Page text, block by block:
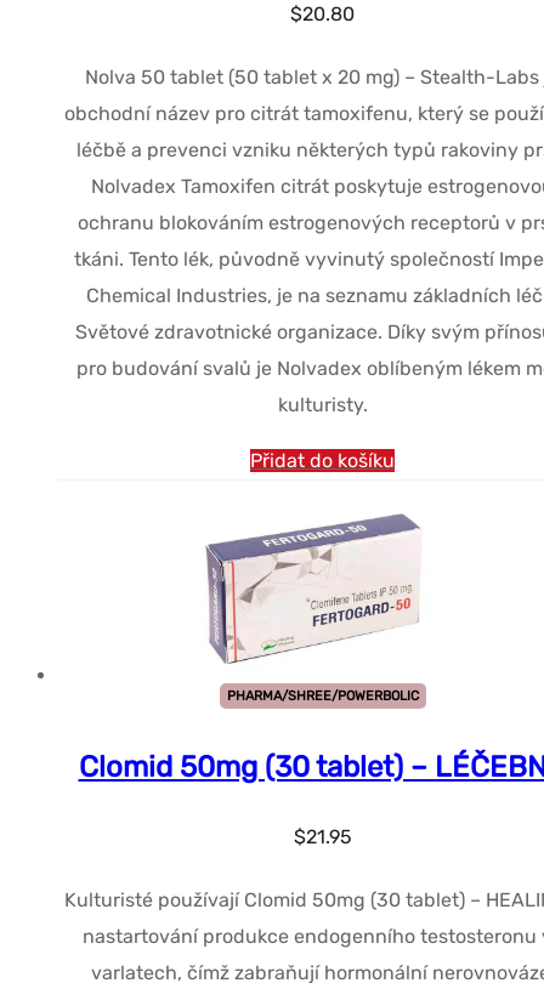
$20.80
Nolva 50 tablet (50 tablet x 20 mg) – Stealth-Labs
obchodní název pro citrát tamoxifenu, který se
léčbě a prevenci vzniku některých typů rakoviny
Nolvadex Tamoxifen citrát poskytuje
ochranu blokováním estrogenových receptorů v
tkáni. Tento lék, původně vyvinutý společností
Chemical Industries, je na seznamu základních
Světové zdravotnické organizace. Díky svým
pro budování svalů je Nolvadex oblíbeným lékem
kulturisty.
Přidat do košíku
PHARMA/SHREE/POWERBOLIC
Clomid 50mg (30 tablet) –
$21.95
Kulturisté používají Clomid 50mg (30 tablet) –
nastartování produkce endogenního testosteronu
varlatech, čímž zabraňují hormonální